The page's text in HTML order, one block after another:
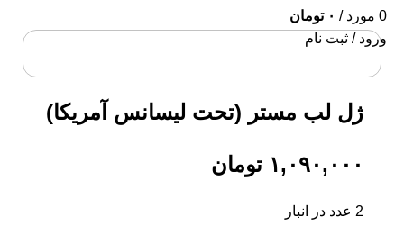
0 مورد / ۰ تومان
ورود / ثبت نام
برای بزرگنمایی کلیک کنید
ژل لب مستر (تحت لیسانس آمریکا)
۱,۰۹۰,۰۰۰ تومان
2 عدد در انبار